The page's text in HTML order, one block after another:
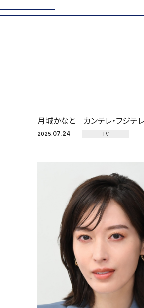
月城かなと カンテレ・フジテ
2025. 07.24 TV